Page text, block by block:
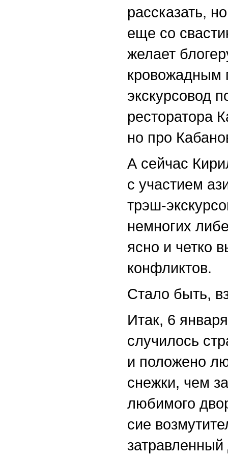
рассказать,
еще со
желает
кровожадным
экскурсовод
ресторатора
но про
А сейчас
с участием
трэш-
немногих
ясно и четко
конфликтов.
Стало быть,
Итак, 6
случилось
и положено
снежки, чем
любимого
сие